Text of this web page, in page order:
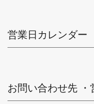
営業日カレンダー
お問い合わせ先 ・